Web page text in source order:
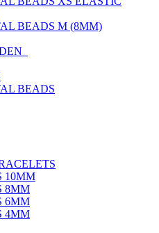
BEADS M (8MM)
BEADS
10MM
8MM
6MM
4MM